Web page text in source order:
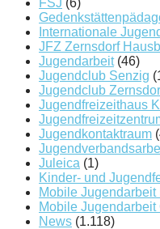
FSJ (6)
Internationale
JFZ Zernsdorf
Jugendarbeit(46)
Jugendclub Senzig
Jugendclub
Jugendfreizeithaus
Jugendkontaktraum
Juleica (1)
Kinder- und
Mobile Jugendarbeit
Mobile Jugendarbeit
News (1.118)